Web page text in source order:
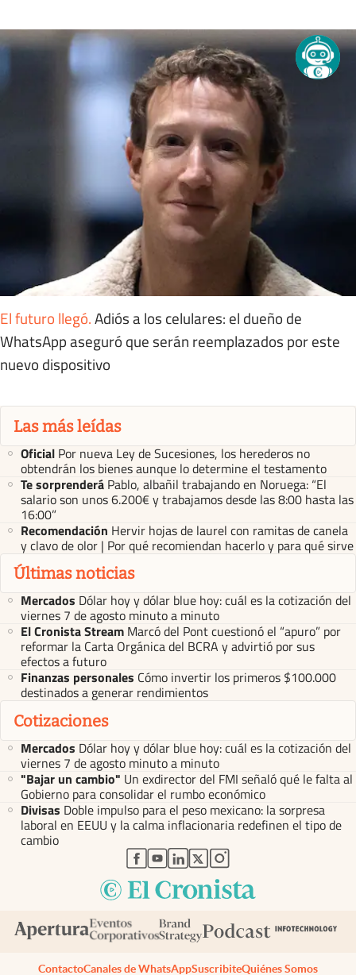
El futuro llegó.Adiós a los celulares: el dueño de
WhatsApp aseguró que serán reemplazados por este
nuevo dispositivo
Las más leídas
Oficial Por nueva Ley de Sucesiones, los herederos no
obtendrán los bienes aunque lo determine el testamento
Te sorprenderá Pablo, albañil trabajando en Noruega: “El
salario son unos 6.200€ y trabajamos desde las 8:00 hasta las
16:00”
Recomendación Hervir hojas de laurel con ramitas de canela
y clavo de olor | Por qué recomiendan hacerlo y para qué sirve
Últimas noticias
Mercados Dólar hoy y dólar blue hoy: cuál es la cotización del
viernes 7 de agosto minuto a minuto
El Cronista Stream Marcó del Pont cuestionó el “apuro” por
reformar la Carta Orgánica del BCRA y advirtió por sus
efectos a futuro
Finanzas personales Cómo invertir los primeros $100.000
destinados a generar rendimientos
Cotizaciones
Mercados Dólar hoy y dólar blue hoy: cuál es la cotización del
viernes 7 de agosto minuto a minuto
"Bajar un cambio" Un exdirector del FMI señaló qué le falta al
Gobierno para consolidar el rumbo económico
Divisas Doble impulso para el peso mexicano: la sorpresa
laboral en EEUU y la calma inflacionaria redefinen el tipo de
cambio
abre en nueva pestaña
abre en nueva pestaña
abre en nueva pestaña
abre en nueva pestaña
abre en nueva pestaña
ContactoCanales de WhatsAppSuscribiteQuiénes Somos